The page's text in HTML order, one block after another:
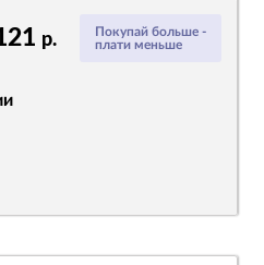
Покупай больше -
плати меньше
р.